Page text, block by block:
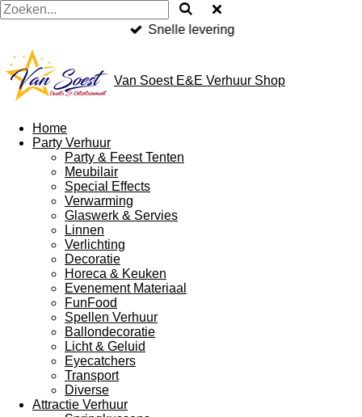
Snelle levering
Van Soest E&E Verhuur Shop
Home
Party Verhuur
Party & Feest Tenten
Meubilair
Special Effects
Verwarming
Glaswerk & Servies
Linnen
Verlichting
Decoratie
Horeca & Keuken
Evenement Materiaal
FunFood
Spellen Verhuur
Ballondecoratie
Licht & Geluid
Eyecatchers
Transport
Diverse
Attractie Verhuur